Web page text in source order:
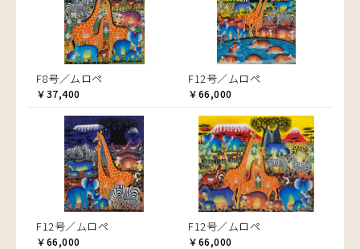
F8号／ムロペ
￥37,400
F12号／ムロペ
￥66,000
F12号／ムロペ
￥66,000
F12号／ムロペ
￥66,000